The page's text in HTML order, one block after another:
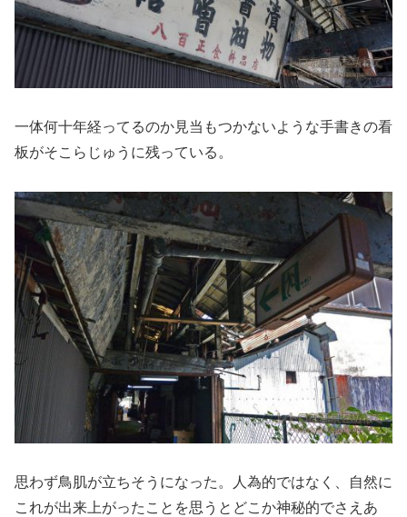
一体何十年経ってるのか見当もつかないような手書きの看
板がそこらじゅうに残っている。
思わず鳥肌が立ちそうになった。人為的ではなく、自然に
これが出来上がったことを思うとどこか神秘的でさえあ